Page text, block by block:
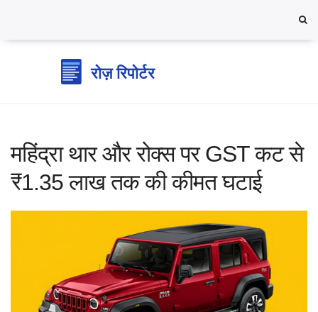
महिंद्रा थार और रोक्स पर GST कट से
₹1.35 लाख तक की कीमत घटाई